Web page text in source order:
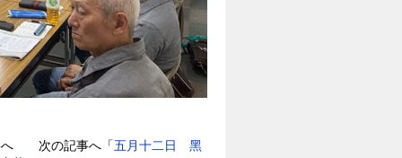
へ 次の記事へ「五月十二日 黑